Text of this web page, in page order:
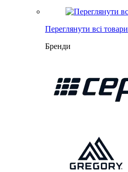
Переглянути всі товари
Бренди